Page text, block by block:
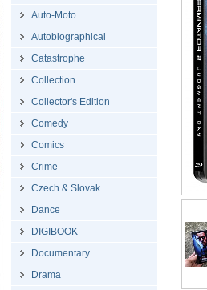
Auto-Moto
Autobiographical
Catastrophe
Collection
Collector's Edition
Comedy
Comics
Crime
Czech & Slovak
Dance
DIGIBOOK
Documentary
Drama